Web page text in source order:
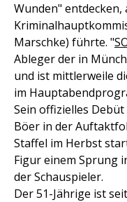
Wunden" entdecken,
Marschke) führte. "
Ableger der in
und ist mittlerweile
im
Sein offizielles
Böer in der
Staffel im Herbst
Figur einem Sprung
der Schauspieler.
Der 51-Jährige ist